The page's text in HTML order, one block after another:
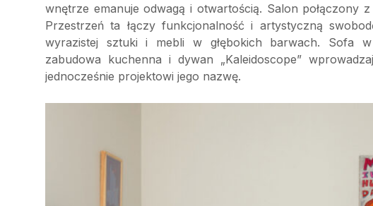
wnętrze emanuje odwagą i otwartością. Salon połączony
Przestrzeń ta łączy funkcjonalność i artystyczną
wyrazistej sztuki i mebli w głębokich barwach. Sofa
zabudowa kuchenna i dywan „Kaleidoscope”
jednocześnie projektowi jego nazwę.